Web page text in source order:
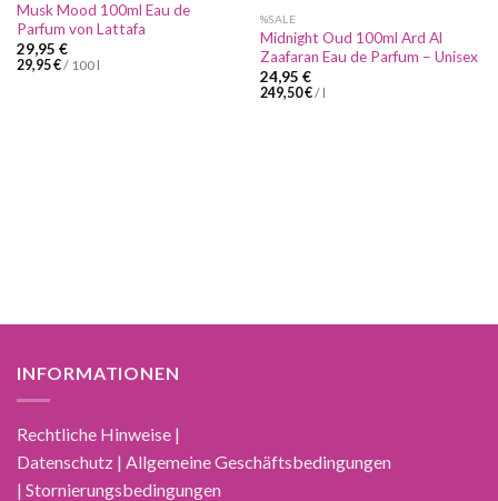
Musk Mood 100ml Eau de
Parfum von Lattafa
29,95 €
29,95€/ 100 l
%SALE
Midnight Oud 100ml Ard Al
Zaafaran Eau de Parfum – Unisex
24,95 €
249,50€/ l
INFORMATIONEN
Rechtliche Hinweise |
Datenschutz | Allgemeine Geschäftsbedingungen
| Stornierungsbedingungen